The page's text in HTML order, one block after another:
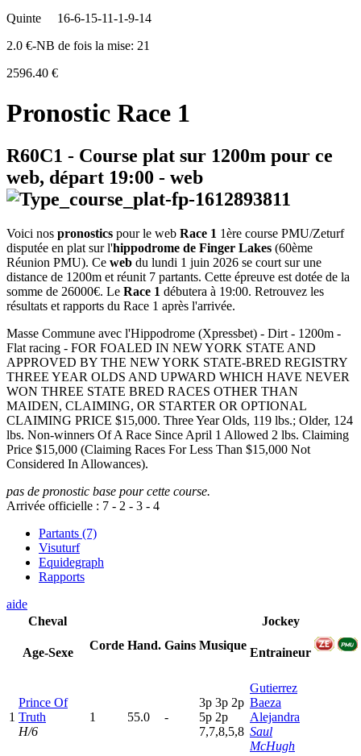
Quinte
16-6-15-11-1-9-14
2.0 €-NB de fois la mise: 21
2596.40 €
Pronostic Race 1
R60C1 - Course plat sur 1200m pour ce
web, départ 19:00 - web
Voici nos pronostics pour le web Race 1 1ère course PMU/Zeturf
disputée en plat sur l'hippodrome de Finger Lakes (60ème
Réunion PMU). Ce web du lundi 1 juin 2026 se court sur une
distance de 1200m et réunit 7 partants. Cette épreuve est dotée de la
somme de 26000€. Le Race 1 débutera à 19:00. Retrouvez les
résultats et rapports du Race 1 après l'arrivée.
Masse Commune avec l'Hippodrome (Xpressbet) - Dirt - 1200m -
Flat racing - FOR FOALED IN NEW YORK STATE AND
APPROVED BY THE NEW YORK STATE-BRED REGISTRY
THREE YEAR OLDS AND UPWARD WHICH HAVE NEVER
WON THREE STATE BRED RACES OTHER THAN
MAIDEN, CLAIMING, OR STARTER OR OPTIONAL
CLAIMING PRICE $15,000. Three Year Olds, 119 lbs.; Older, 124
lbs. Non-winners Of A Race Since April 1 Allowed 2 lbs. Claiming
Price $15,000 (Claiming Races For Less Than $15,000 Not
Considered In Allowances).
pas de pronostic base pour cette course.
Arrivée officielle : 7 - 2 - 3 - 4
Partants (7)
Visuturf
Equidegraph
Rapports
aide
Cheval
Age-Sexe
Corde Hand. Gains Musique
Jockey
Entraineur
1
Prince Of
Truth
H/6
1 55.0 -
3p 3p 2p
5p 2p
7,7,8,5,8
Gutierrez
Baeza
Alejandra
Saul
McHugh